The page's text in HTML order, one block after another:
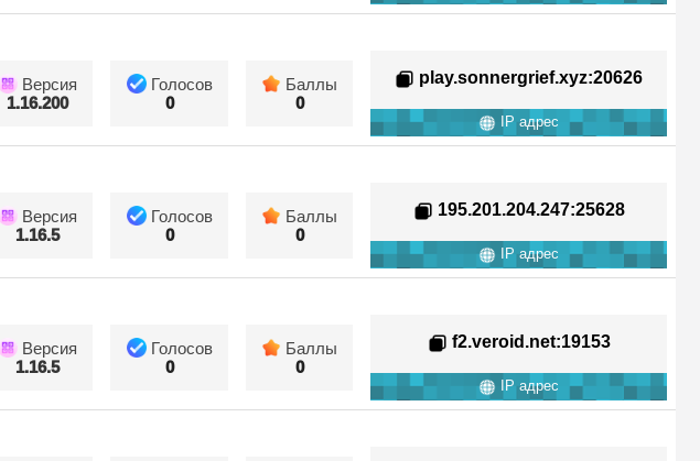
Версия
1.16.200
Голосов
0
Баллы
0
play.sonnergrief.xyz:20626
IP адрес
Версия
1.16.5
Голосов
0
Баллы
0
195.201.204.247:25628
IP адрес
Версия
1.16.5
Голосов
0
Баллы
0
f2.veroid.net:19153
IP адрес